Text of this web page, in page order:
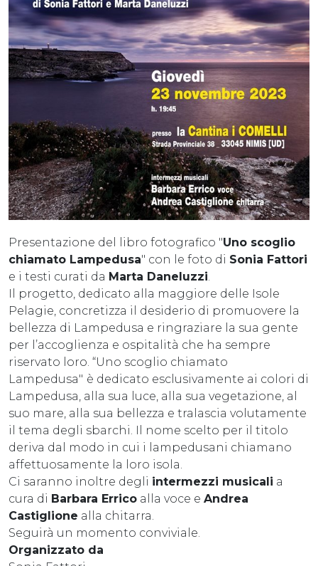
Presentazione del libro fotografico "Uno scoglio
chiamato Lampedusa" con le foto di Sonia Fattori
e i testi curati da Marta Daneluzzi
Il progetto, dedicato alla maggiore delle Isole
Pelagie, concretizza il desiderio di promuovere la
bellezza di Lampedusa e ringraziare la sua gente
per l’accoglienza e ospitalità che ha sempre
riservato loro. “Uno scoglio chiamato
Lampedusa" è dedicato esclusivamente ai colori di
Lampedusa, alla sua luce, alla sua vegetazione, al
suo mare, alla sua bellezza e tralascia volutamente
il tema degli sbarchi. Il nome scelto per il titolo
deriva dal modo in cui i lampedusani chiamano
affettuosamente la loro isola.
Ci saranno inoltre degli intermezzi musicali a
cura di Barbara Errico alla voce e Andrea
Castiglione alla chitarra.
Seguirà un momento conviviale.
Organizzato da